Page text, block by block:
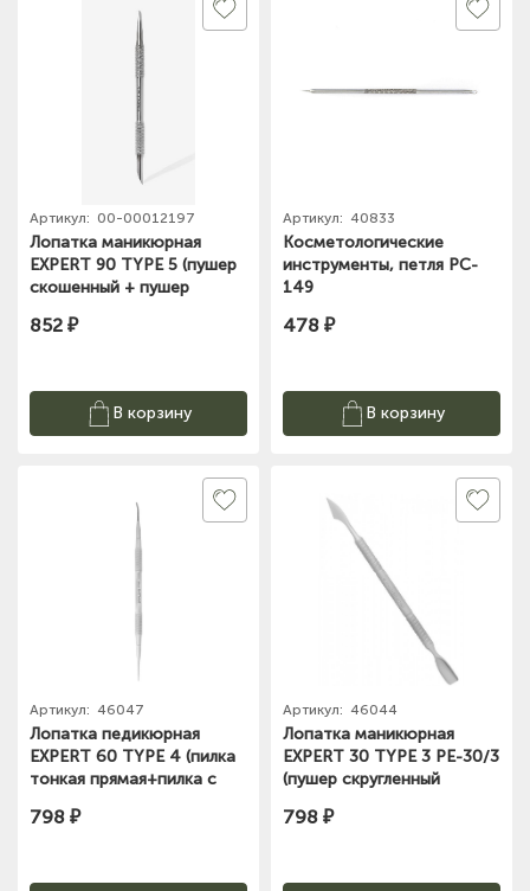
Артикул: 00-00012197
Лопатка маникюрная
EXPERT 90 TYPE 5 (пушер
скошенный + пушер
852 ₽
В корзину
Артикул: 40833
Косметологические
инструменты, петля PC-
149
478 ₽
В корзину
Артикул: 46047
Лопатка педикюрная
EXPERT 60 TYPE 4 (пилка
тонкая прямая+пилка с
60/4)
798 ₽
Артикул: 46044
Лопатка маникюрная
EXPERT 30 TYPE 3 PE-30/3
(пушер скругленный
798 ₽